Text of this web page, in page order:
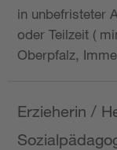
in unbefristeter
oder Teilzeit (
Oberpfalz,
Erzieherin /